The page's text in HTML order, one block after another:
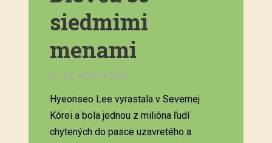
siedmimi
menami
26. APRÍLA 2016.
Hyeonseo Lee vyrastala v Severnej
Kórei a bola jednou z milióna ľudí
chytených do pasce uzavretého a